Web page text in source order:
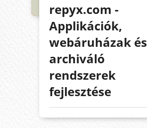
repyx.com -
Applikációk,
webáruházak és
archiváló
rendszerek
fejlesztése